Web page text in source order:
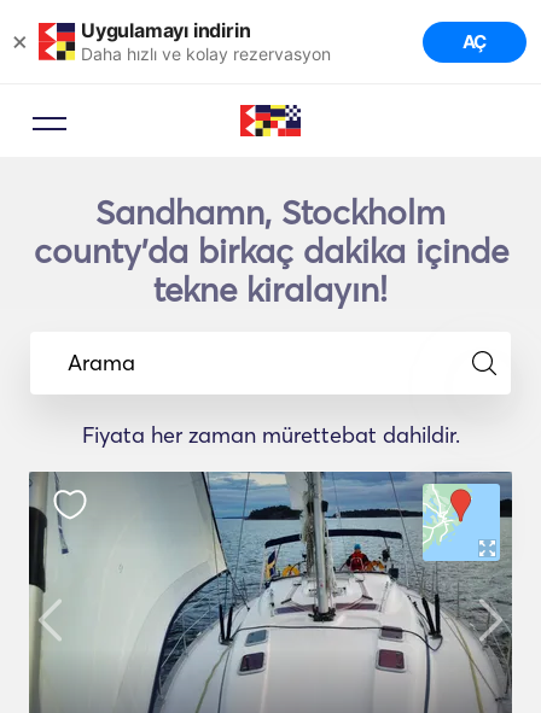
× Uygulamayı indirin
Daha hızlı ve kolay rezervasyon AÇ
Sandhamn, Stockholm
county'da birkaç dakika içinde
tekne kiralayın!
Arama
Fiyata her zaman mürettebat dahildir.